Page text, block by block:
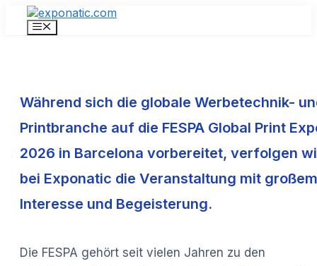
Zum
Inhalt
Menü
Während sich die globale Werbetechnik-
Printbranche auf die FESPA Global Print
2026 in Barcelona vorbereitet, verfolgen
bei Exponatic die Veranstaltung mit großem
Interesse und Begeisterung.
Die FESPA gehört seit vielen Jahren zu den